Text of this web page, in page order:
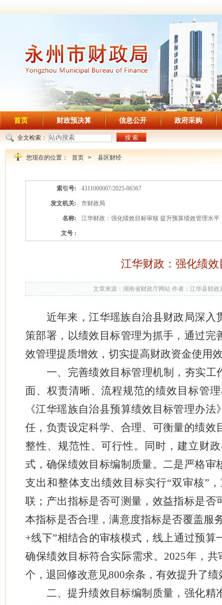
首页 财政预决算 信息公开 政府采购
搜 索
全文检索：
您现在的位置： 首页 > 县区财经
索引号: 4311000007/2025-06567
发文机关: 市财政局
名称: 江华财政：强化绩效目标审核 提升预算绩效管理水平
文号 :
江华财政：强化绩
文章来源：湖南省财政厅网站 作者：江华县财政
近年来，江华瑶族自治县财政局深
策部署，以绩效目标管理为抓手，通过
效管理提质增效，切实提高财政资金使用
一、完善绩效目标管理机制，夯实工
面、权责清晰、流程规范的绩效目标管
《江华瑶族自治县预算绩效目标管理办
任，负责设定科学、合理、可衡量的绩
整性、规范性、可行性。同时，建立财
式，确保绩效目标编制质量。二是严格
支出和整体支出绩效目标实行“双审核”
联；产出指标是否可测量，效益指标是
本指标是否合理，满意度指标是否覆盖服
+线下”相结合的审核模式，线上通过预
确保绩效目标符合实际需求。2025年，
个，退回修改意见800余条，有效提升了
二、提升绩效目标编制质量，强化精